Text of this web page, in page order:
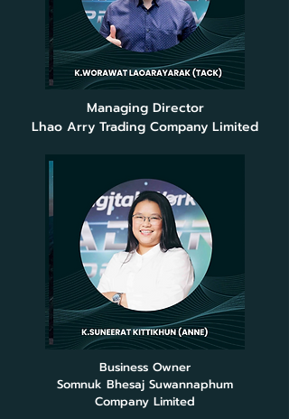
Managing Director
Lhao Arry Trading Company Limited
Business Owner
Somnuk Bhesaj Suwannaphum
Company Limited